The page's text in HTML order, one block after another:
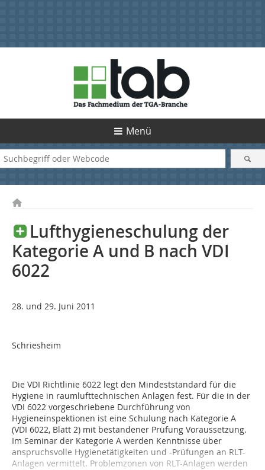
Menü
Lufthygieneschulung der
Kategorie A und B nach VDI
6022
28. und 29. Juni 2011
Schriesheim
Die VDI Richtlinie 6022 legt den Mindeststandard für die
Hygiene in raumlufttechnischen Anlagen fest. Für die in der
VDI 6022 vorgeschriebene Durchführung von
Hygieneinspektionen ist eine Schulung nach Kategorie A
(VDI 6022, Blatt 2) mit bestandener Prüfung Voraussetzung.
Im Seminar der Kategorie A werden Kenntnisse über
anspruchsvolle Hygienetätigkeiten und -Prüfungen an RLT-
Anlagen vermittelt. Problemzonen von RLT-Anlagen werden